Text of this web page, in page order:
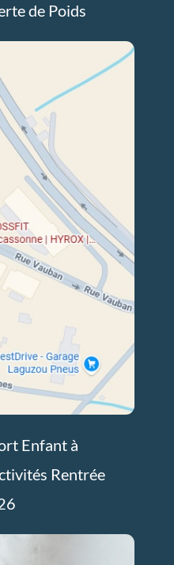
de Poids
Enfant à
Rentrée